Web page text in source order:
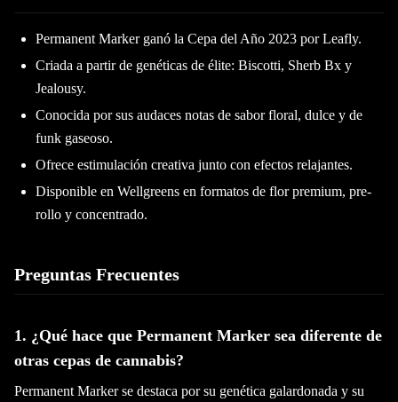
Permanent Marker ganó la Cepa del Año 2023 por Leafly.
Criada a partir de genéticas de élite: Biscotti, Sherb Bx y
Jealousy.
Conocida por sus audaces notas de sabor floral, dulce y de
funk gaseoso.
Ofrece estimulación creativa junto con efectos relajantes.
Disponible en Wellgreens en formatos de flor premium, pre-
rollo y concentrado.
Preguntas Frecuentes
1. ¿Qué hace que Permanent Marker sea diferente de
otras cepas de cannabis?
Permanent Marker se destaca por su genética galardonada y su